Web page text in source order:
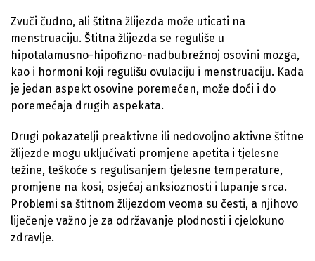
Zvuči čudno, ali štitna žlijezda može uticati na
menstruaciju. Štitna žlijezda se reguliše u
hipotalamusno-hipofizno-nadbubrežnoj osovini mozga,
kao i hormoni koji regulišu ovulaciju i menstruaciju. Kada
je jedan aspekt osovine poremećen, može doći i do
poremećaja drugih aspekata.
Drugi pokazatelji preaktivne ili nedovoljno aktivne štitne
žlijezde mogu uključivati promjene apetita i tjelesne
težine, teškoće s regulisanjem tjelesne temperature,
promjene na kosi, osjećaj anksioznosti i lupanje srca.
Problemi sa štitnom žlijezdom veoma su česti, a njihovo
liječenje važno je za održavanje plodnosti i cjelokuno
zdravlje.